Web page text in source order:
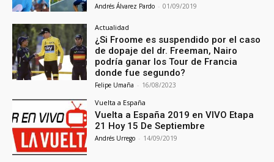
Andrés Álvarez Pardo - 01/09/2019
Actualidad
¿Si Froome es suspendido por el caso
de dopaje del dr. Freeman, Nairo
podría ganar los Tour de Francia
donde fue segundo?
Felipe Umaña - 16/08/2023
Vuelta a España
Vuelta a España 2019 en VIVO Etapa
21 Hoy 15 De Septiembre
Andrés Urrego - 14/09/2019